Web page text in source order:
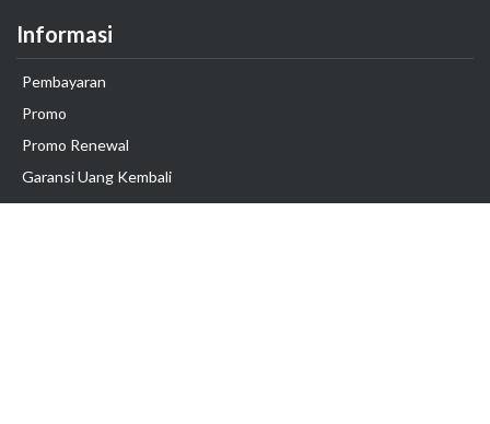
Informasi
Pembayaran
Promo
Promo Renewal
Garansi Uang Kembali
Legal